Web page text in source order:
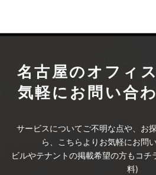
名古屋のオフィ
気軽にお問い合
サービスについてご不明な点や、お
ら、こちらよりお気軽にお問
ビルやテナントの掲載希望の方もコ
料)